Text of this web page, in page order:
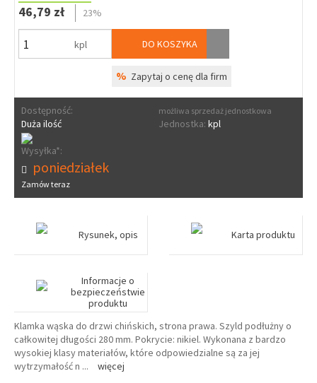
46,79 zł
23%
kpl DO KOSZYKA
% Zapytaj o cenę dla firm
Dostępność:
Duża ilość
możliwa sprzedaż jednostkowa
Jednostka: kpl
Wysyłka*:
poniedziałek
Zamów teraz
Rysunek, opis Karta produktu
Informacje o
bezpieczeństwie
produktu
Klamka wąska do drzwi chińskich, strona prawa. Szyld podłużny o
całkowitej długości 280 mm. Pokrycie: nikiel. Wykonana z bardzo
wysokiej klasy materiałów, które odpowiedzialne są za jej
wytrzymałość n ... więcej